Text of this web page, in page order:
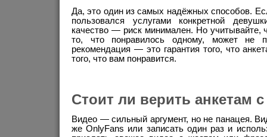
Да, это один из самых надёжных способов.
пользовался услугами конкретной
качество — риск минимален. Но учитывайте,
то, что понравилось одному, может не
рекомендация — это гарантия того, что
того, что вам понравится.
Стоит ли верить анкетам
Видео — сильный аргумент, но не панацея.
же OnlyFans или записать один раз и